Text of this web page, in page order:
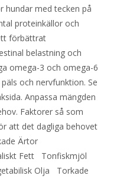
hundar med tecken på
proteinkällor och
förbättrat
belastning och
omega-3 och omega-6
och nervfunktion. Se
Anpassa mängden
Faktorer så som
att det dagliga behovet
Ärtor
Fett Tonfiskmjöl
Olja Torkade